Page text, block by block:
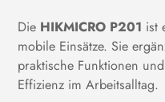
Die HIKMICRO P201 ist
mobile Einsätze. Sie
praktische Funktionen
Effizienz im Arbeitsalltag.